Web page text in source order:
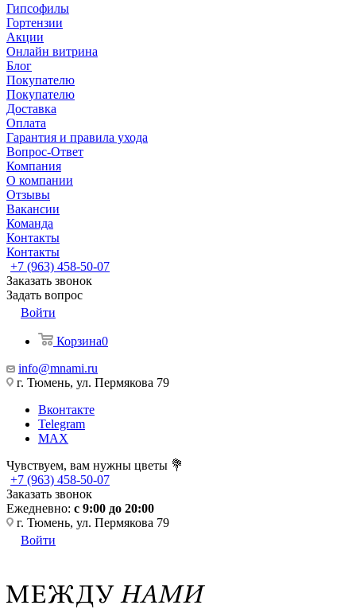
Гипсофилы
Гортензии
Акции
Онлайн витрина
Блог
Покупателю
Покупателю
Доставка
Оплата
Гарантия и правила ухода
Вопрос-Ответ
Компания
О компании
Отзывы
Вакансии
Команда
Контакты
Контакты
+7 (963) 458-50-07
Заказать звонок
Задать вопрос
Войти
Корзина0
info@mnami.ru
г. Тюмень, ул. Пермякова 79
Вконтакте
Telegram
MAX
Чувствуем, вам нужны цветы 💐
+7 (963) 458-50-07
Заказать звонок
Ежедневно: с 9:00 до 20:00
г. Тюмень, ул. Пермякова 79
Войти